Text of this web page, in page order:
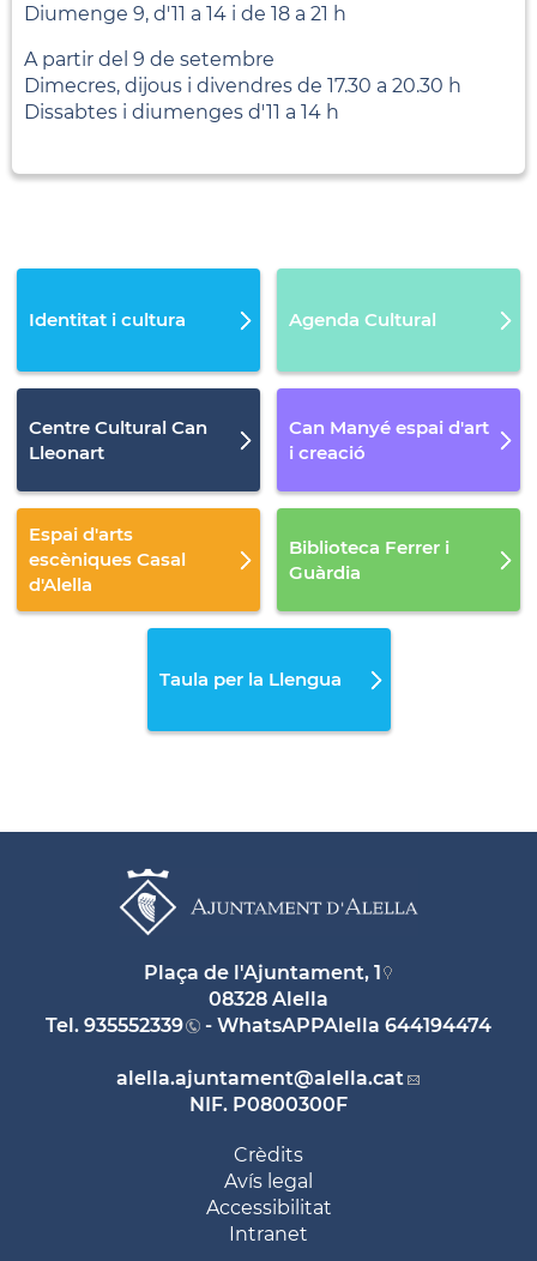
Diumenge 9, d'11 a 14 i de 18 a 21 h
A partir del 9 de setembre
Dimecres, dijous i divendres de 17.30 a 20.30 h
Dissabtes i diumenges d'11 a 14 h
Identitat i cultura Agenda Cultural
Centre Cultural Can
Lleonart
Can Manyé espai d'art
i creació
Espai d'arts
escèniques Casal
d'Alella
Biblioteca Ferrer i
Guàrdia
Taula per la Llengua
Plaça de l'Ajuntament, 1
08328 Alella
Tel. 935552339 - WhatsAPPAlella 644194474
alella.ajuntament@alella.cat
NIF. P0800300F
Crèdits
Avís legal
Accessibilitat
Intranet